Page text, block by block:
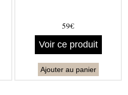
59€
Voir ce produit
Ajouter au panier